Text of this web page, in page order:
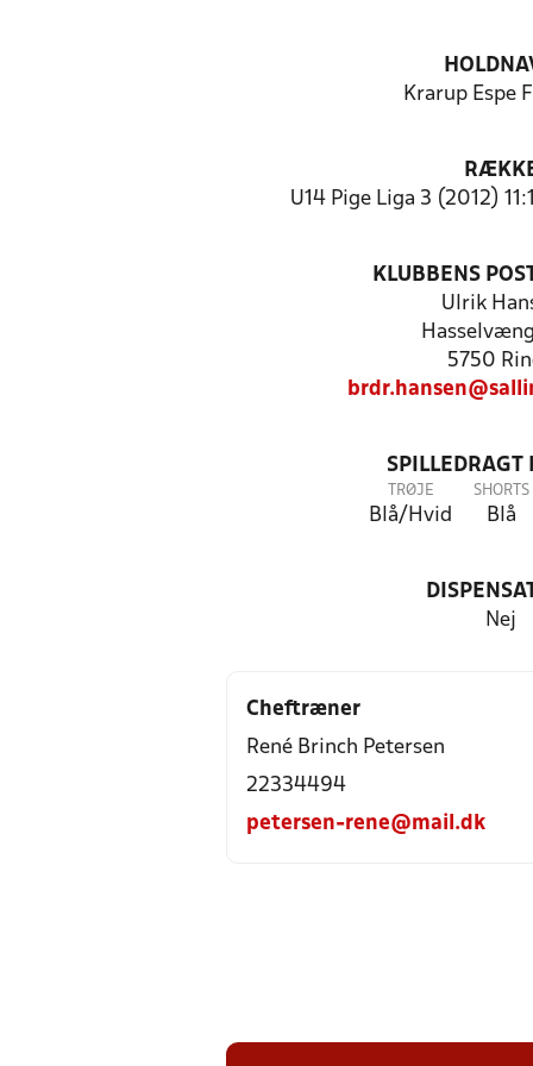
Krarup Espe
U14 Pige Liga 3 (2012)
KLUBBENS
Ulrik
5750
SPILLEDRAGT
TRØJE
Blå/Hvid
SHORTS
Blå
Nej
Cheftræner
René Brinch Petersen
22334494
petersen-rene@mail.dk